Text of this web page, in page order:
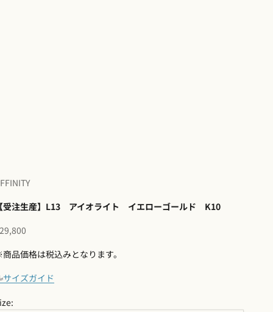
【受注生産】L13 アイオライト イエローゴールド K10
ル価格
品価格は税込みとなります。
サイズガイド